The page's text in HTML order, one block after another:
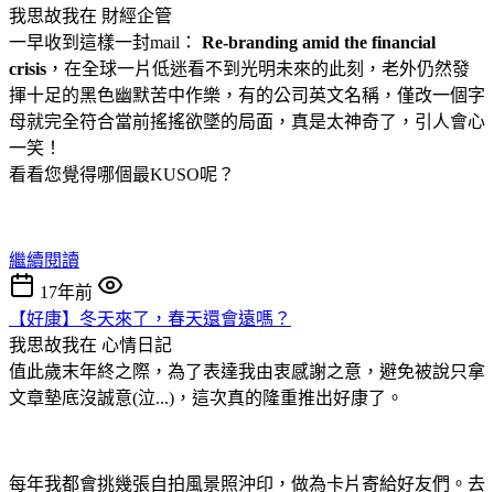
我思故我在 財經企管
一早收到這樣一封mail： Re-branding amid the financial
crisis ，在全球一片低迷看不到光明未來的此刻，老外仍然發
揮十足的黑色幽默苦中作樂，有的公司英文名稱，僅改一個字
母就完全符合當前搖搖欲墜的局面，真是太神奇了，引人會心
一笑！
看看您覺得哪個最KUSO呢？
繼續閱讀
17年前
【好康】冬天來了，春天還會遠嗎？
我思故我在 心情日記
值此歲末年終之際，為了表達我由衷感謝之意，避免被說只拿
文章墊底沒誠意(泣...)，這次真的隆重推出好康了。
每年我都會挑幾張自拍風景照沖印，做為卡片寄給好友們。去